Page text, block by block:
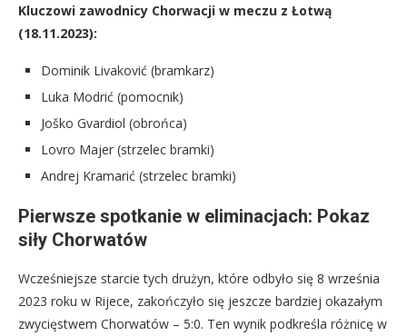
Kluczowi zawodnicy Chorwacji w meczu z Łotwą
(18.11.2023):
Dominik Livaković (bramkarz)
Luka Modrić (pomocnik)
Joško Gvardiol (obrońca)
Lovro Majer (strzelec bramki)
Andrej Kramarić (strzelec bramki)
Pierwsze spotkanie w eliminacjach: Pokaz
siły Chorwatów
Wcześniejsze starcie tych drużyn, które odbyło się 8 września
2023 roku w Rijece, zakończyło się jeszcze bardziej okazałym
zwycięstwem Chorwatów – 5:0. Ten wynik podkreśla różnicę w